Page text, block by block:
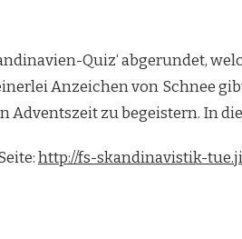
Quiz‘ abgerundet,
Anzeichen von Schnee
zu begeistern. In
http://fs-skandinavistik-